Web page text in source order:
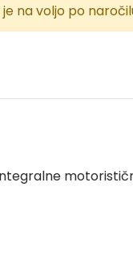
na voljo po